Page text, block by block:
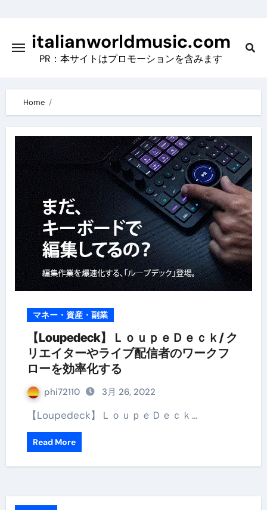
contentitalianworldmusic.com
PR：本サイトはプロモーションを含みます
Home
マネー・資産・副業
【Loupedeck】ＬｏｕｐｅＤｅｃｋ/ ク
リエイターやライブ配信者のワークフ
ローを効率化する
phi72110 3月 26, 2022
【Loupedeck】ＬｏｕｐｅＤｅｃｋ…
Read More